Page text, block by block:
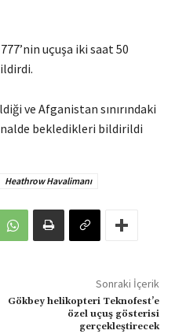
uçuşa iki saat 50
ve Afganistan sınırındaki
bekledikleri bildirildi
Heathrow Havalimanı
Sonraki İçerik
Gökbey helikopteri Teknofest’e
özel uçuş gösterisi
gerçekleştirecek